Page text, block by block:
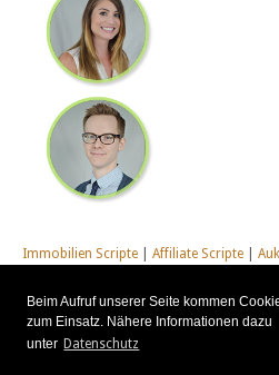
Beim Aufruf unserer Seite kommen
zum Einsatz. Nähere Informationen dazu
unter Datenschutz
Immobilien Scripte Affiliate Scripte
Homepage Generator Scripte
Scripte| Management Scripte| Multi
Newsletter Scripte
Scripte|Social Communitys Tausch